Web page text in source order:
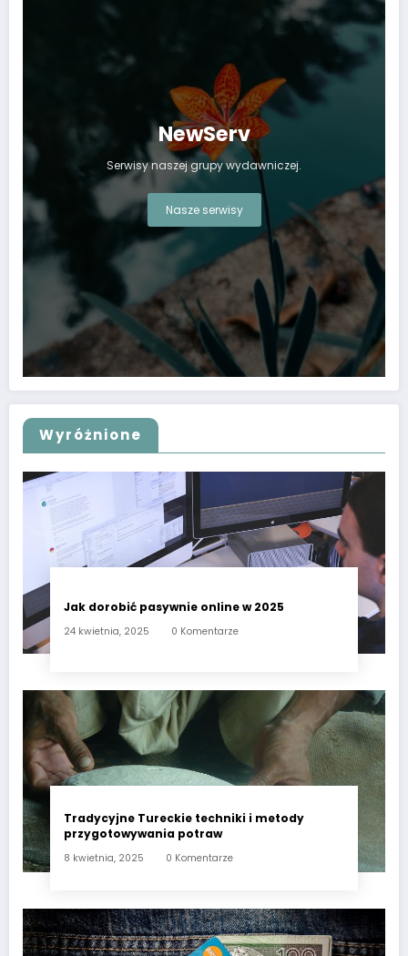
NewServ
Serwisy naszej grupy wydawniczej.
Nasze serwisy
Wyróżnione
Jak dorobić pasywnie online w 2025
24 kwietnia, 2025 0 Komentarze
Tradycyjne Tureckie techniki i metody
przygotowywania potraw
8 kwietnia, 2025 0 Komentarze